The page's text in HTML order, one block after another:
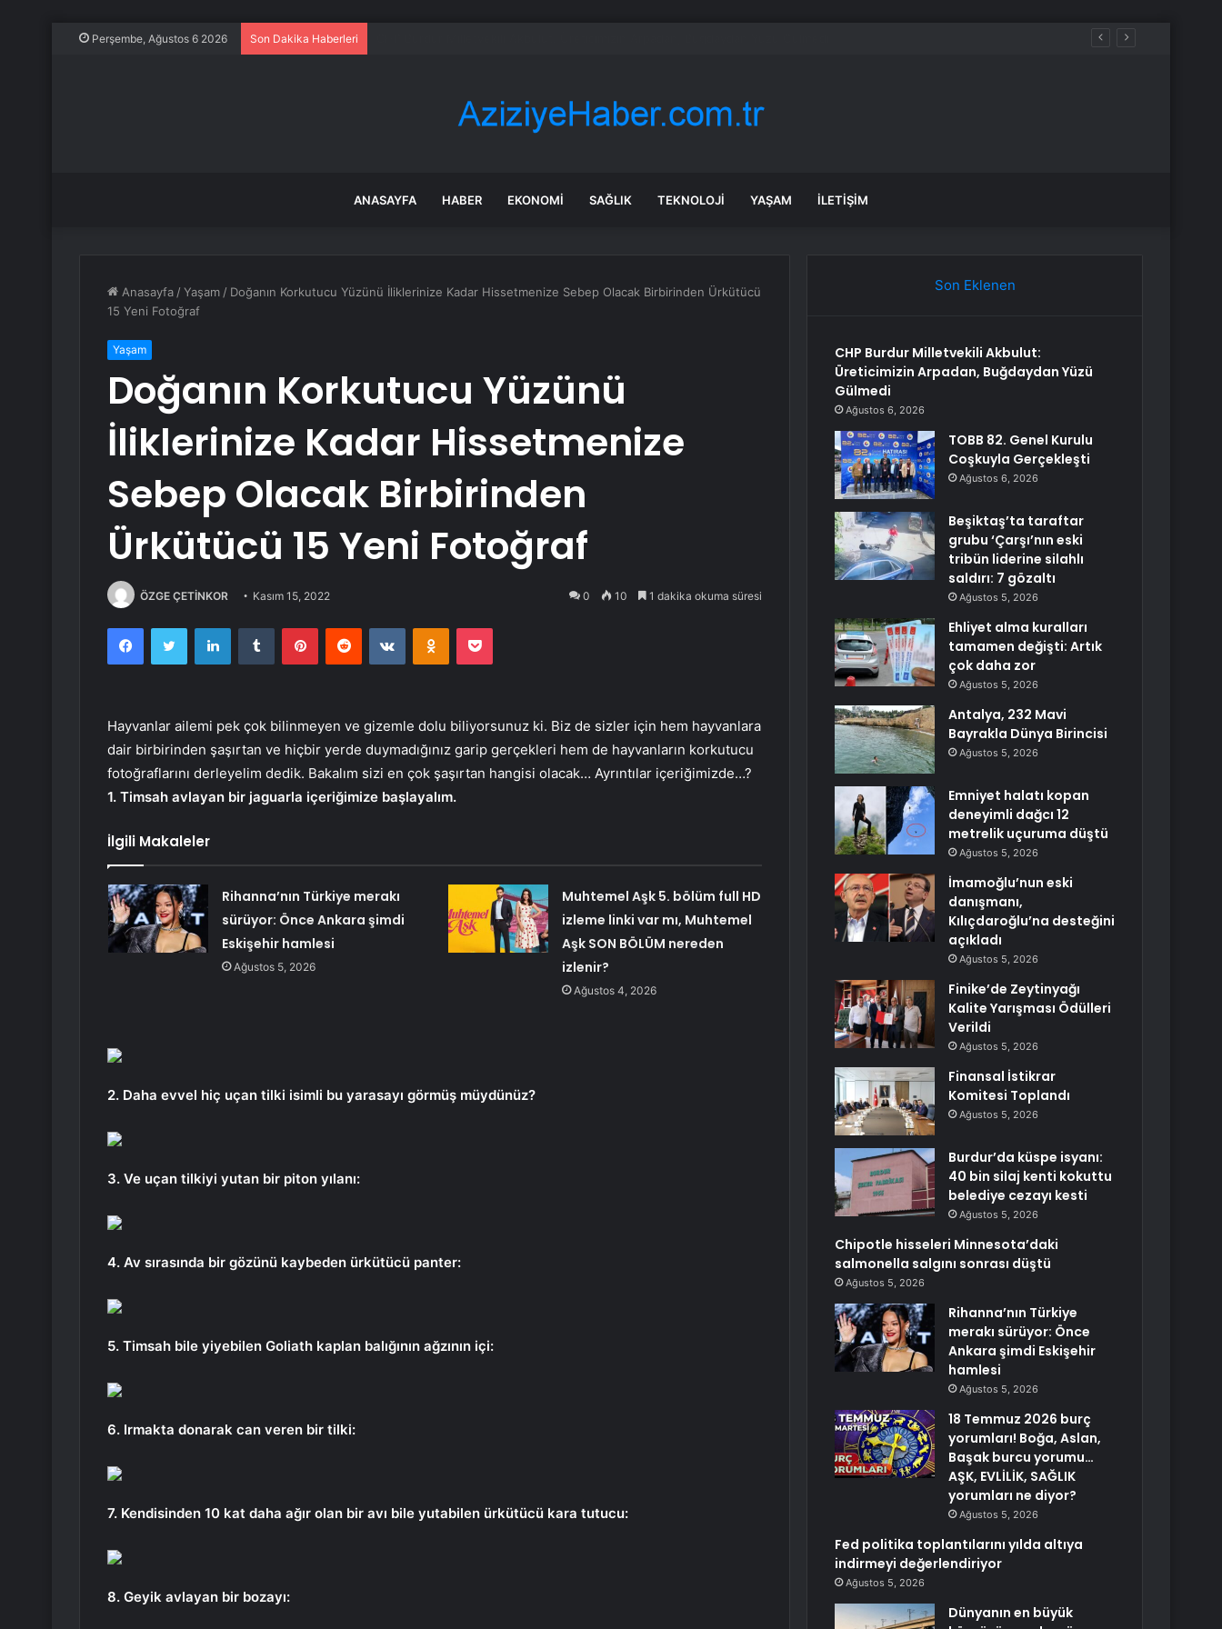
Perşembe, Ağustos 6 2026 Son Dakika Haberleri
ANASAYFA HABER EKONOMI SAĞLIK TEKNOLOJI YAŞAM İLETIŞIM
Anasayfa /Yaşam / Doğanın Korkutucu Yüzünü İliklerinize Kadar Hissetmenize Sebep Olacak Birbirinden Ürkütücü
15 Yeni Fotoğraf
Yaşam
Doğanın Korkutucu Yüzünü
İliklerinize Kadar Hissetmenize
Sebep Olacak Birbirinden
Ürkütücü 15 Yeni Fotoğraf
ÖZGE ÇETİNKOR Kasım 15, 2022 0 10 1 dakika okuma süresi
FacebookTwitter LinkedInTumblr PinterestReddit VKontakteOdnoklassniki
Pocket
Hayvanlar ailemi pek çok bilinmeyen ve gizemle dolu biliyorsunuz ki. Biz de sizler için hem hayvanlara
dair birbirinden şaşırtan ve hiçbir yerde duymadığınız garip gerçekleri hem de hayvanların korkutucu
fotoğraflarını derleyelim dedik. Bakalım sizi en çok şaşırtan hangisi olacak… Ayrıntılar içeriğimizde…?
1. Timsah avlayan bir jaguarla içeriğimize başlayalım.
İlgili Makaleler
Rihanna’nın Türkiye merakı
sürüyor: Önce Ankara şimdi
Eskişehir hamlesi
Ağustos 5, 2026
Muhtemel Aşk 5. bölüm full HD
izleme linki var mı, Muhtemel
Aşk SON BÖLÜM nereden
izlenir?
Ağustos 4, 2026
2. Daha evvel hiç uçan tilki isimli bu yarasayı görmüş müydünüz?
3. Ve uçan tilkiyi yutan bir piton yılanı:
4. Av sırasında bir gözünü kaybeden ürkütücü panter:
5. Timsah bile yiyebilen Goliath kaplan balığının ağzının içi:
6. Irmakta donarak can veren bir tilki:
7. Kendisinden 10 kat daha ağır olan bir avı bile yutabilen ürkütücü kara tutucu:
8. Geyik avlayan bir bozayı:
Son Eklenen
CHP Burdur Milletvekili Akbulut:
Üreticimizin Arpadan, Buğdaydan Yüzü
Gülmedi
Ağustos 6, 2026
TOBB 82. Genel Kurulu
Coşkuyla Gerçekleşti
Ağustos 6, 2026
Beşiktaş’ta taraftar
grubu ‘Çarşı’nın eski
tribün liderine silahlı
saldırı: 7 gözaltı
Ağustos 5, 2026
Ehliyet alma kuralları
tamamen değişti: Artık
çok daha zor
Ağustos 5, 2026
Antalya, 232 Mavi
Bayrakla Dünya Birincisi
Ağustos 5, 2026
Emniyet halatı kopan
deneyimli dağcı 12
metrelik uçuruma düştü
Ağustos 5, 2026
İmamoğlu’nun eski
danışmanı,
Kılıçdaroğlu’na desteğini
açıkladı
Ağustos 5, 2026
Finike’de Zeytinyağı
Kalite Yarışması Ödülleri
Verildi
Ağustos 5, 2026
Finansal İstikrar
Komitesi Toplandı
Ağustos 5, 2026
Burdur’da küspe isyanı:
40 bin silaj kenti kokuttu
belediye cezayı kesti
Ağustos 5, 2026
Chipotle hisseleri Minnesota’daki
salmonella salgını sonrası düştü
Ağustos 5, 2026
Rihanna’nın Türkiye
merakı sürüyor: Önce
Ankara şimdi Eskişehir
hamlesi
Ağustos 5, 2026
18 Temmuz 2026 burç
yorumları! Boğa, Aslan,
Başak burcu yorumu…
AŞK, EVLİLİK, SAĞLIK
yorumları ne diyor?
Ağustos 5, 2026
Fed politika toplantılarını yılda altıya
indirmeyi değerlendiriyor
Ağustos 5, 2026
Dünyanın en büyük